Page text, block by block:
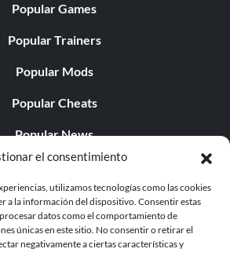
el consentimiento
utilizamos tecnologías como las cookies
a la información del dispositivo. Consentir estas
datos como el comportamiento de
únicas en este sitio. No consentir o retirar el
negativamente a ciertas características y
Popular Games
Popular Trainers
Popular Mods
Popular Cheats
Popular News
Popular Editorials
Free Games
LATEST UPDATES